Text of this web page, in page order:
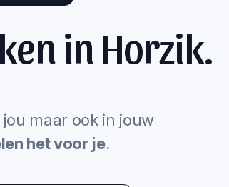
voor
Lees nu: De
in Horzik.
maar ook in jouw
het voor je.